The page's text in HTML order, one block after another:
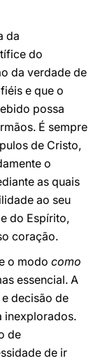
da
do
da verdade de
e que o
possa
É sempre
de Cristo,
o
as quais
ao seu
do Espírito,
coração.
o modo como
essencial. A
decisão de
inexplorados.
de
de ir